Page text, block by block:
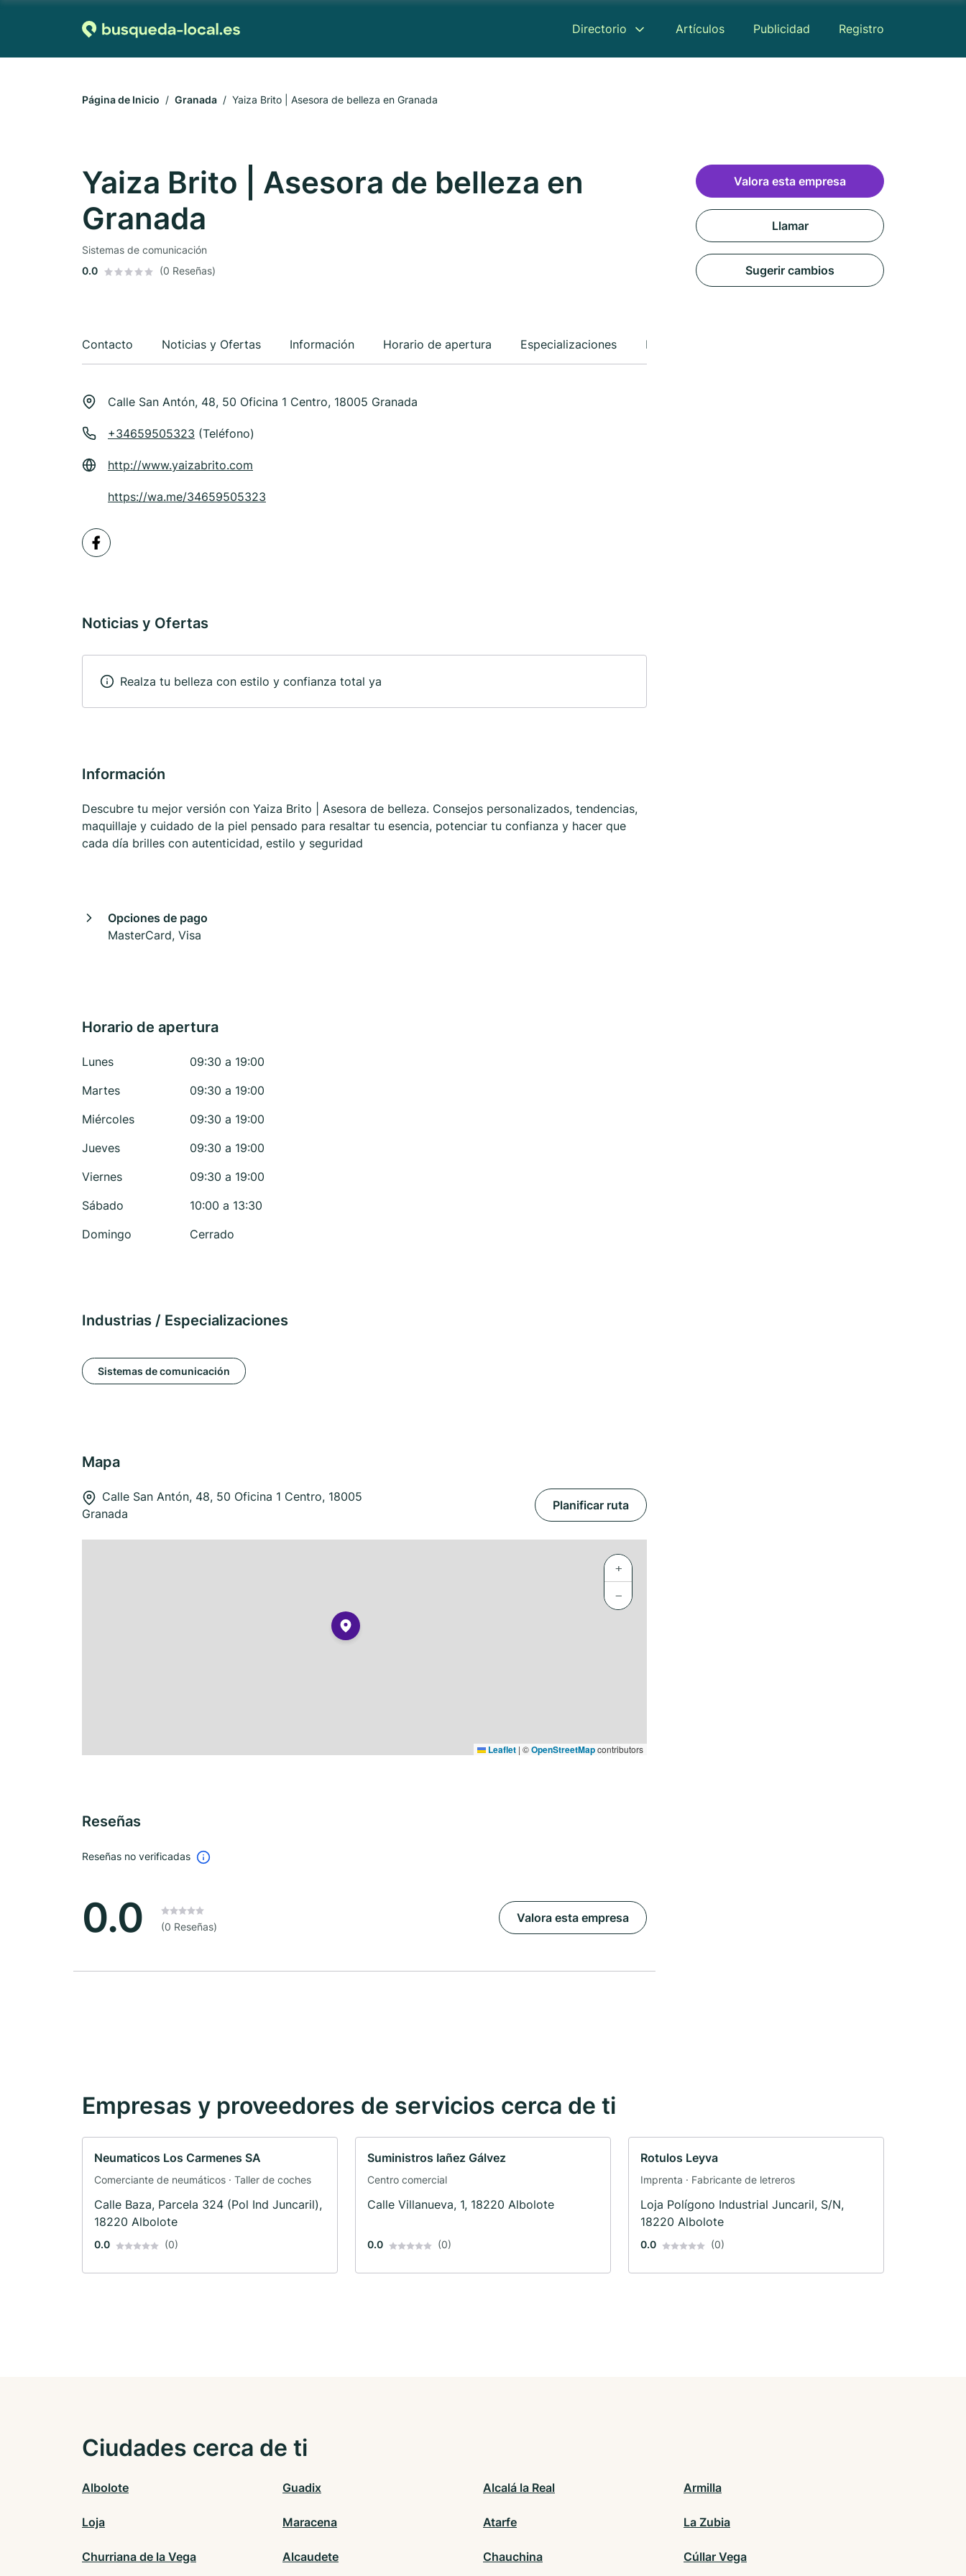
Directorio Artículos Publicidad Registro
Página de Inicio Granada Yaiza Brito | Asesora de belleza en Granada
Yaiza Brito | Asesora de belleza en
Granada
Sistemas de comunicación
0.0
(0 Reseñas)
Contacto Noticias y Ofertas Información Horario de apertura Especializaciones Mapa
Calle San Antón, 48, 50 Oficina 1 Centro, 18005 Granada
+34659505323 (Teléfono)
http://www.yaizabrito.com
https://wa.me/34659505323
Noticias y Ofertas
Realza tu belleza con estilo y confianza total ya
Información
Descubre tu mejor versión con Yaiza Brito | Asesora de belleza. Consejos personalizados, tendencias,
maquillaje y cuidado de la piel pensado para resaltar tu esencia, potenciar tu confianza y hacer que
cada día brilles con autenticidad, estilo y seguridad
Opciones de pago
MasterCard, Visa
Horario de apertura
Lunes
09:30 a 19:00
Martes
09:30 a 19:00
Miércoles
09:30 a 19:00
Jueves
09:30 a 19:00
Viernes
09:30 a 19:00
Sábado
10:00 a 13:30
Domingo
Cerrado
Industrias / Especializaciones
Sistemas de comunicación
Mapa
Calle San Antón, 48, 50 Oficina 1 Centro, 18005
Granada
Planificar ruta
+
−
Leaflet | ©OpenStreetMapcontributors
Reseñas
Reseñas no verificadas
0.0 (0 Reseñas)
Valora esta empresa
Valora esta empresa
Llamar
Sugerir cambios
Empresas y proveedores de servicios cerca de ti
Neumaticos Los Carmenes SA
Comerciante de neumáticos · Taller de coches
Calle Baza, Parcela 324 (Pol Ind Juncaril),
18220 Albolote
0.0 (0)
Suministros Iañez Gálvez
Centro comercial
Calle Villanueva, 1, 18220 Albolote
0.0 (0)
Rotulos Leyva
Imprenta · Fabricante de letreros
Loja Polígono Industrial Juncaril, S/N,
18220 Albolote
0.0 (0)
Ciudades cerca de ti
Albolote Guadix Alcalá la Real Armilla
Loja Maracena Atarfe La Zubia
Churriana de la Vega Alcaudete Chauchina Cúllar Vega